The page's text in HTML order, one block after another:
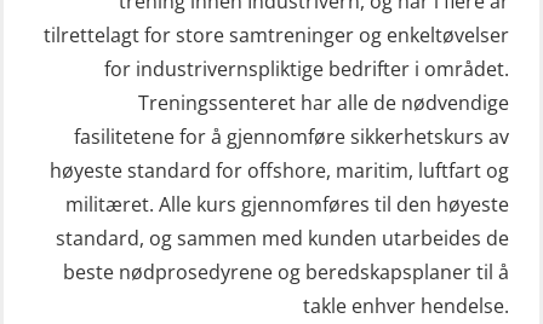
repetisjonskurs med e-læring
(ABSBLE010)
Kondisjonstest (OSC151)
Ledertrening i beredskap og
krisehåndtering for plattformsjefer
(OER105)
Livbåtfører FF1200 repetisjon
STCW Sikkerhetsopplæring for
sjøfolk på mindre skip med eLearning
(MBSBLE003)
STCW oppdatering Livbåtfører
redningsfarkoster 8 t – konvensjonell
båt (MSE103)
STCW oppdatering Mann-Over-Bord
(hurtiggående) 16 t m/mørkekjøring
tilrettelagt for store samtreninger og enkeltøvelser
for industrivernspliktige bedrifter i området.
Treningssenteret har alle de nødvendige
fasilitetene for å gjennomføre sikkerhetskurs av
høyeste standard for offshore, maritim, luftfart og
militæret. Alle kurs gjennomføres til den høyeste
standard, og sammen med kunden utarbeides de
beste nødprosedyrene og beredskapsplaner til å
takle enhver hendelse.